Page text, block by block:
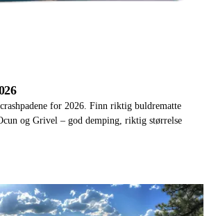
for 2026. Finn riktig buldrematte
og Grivel – god demping, riktig størrelse